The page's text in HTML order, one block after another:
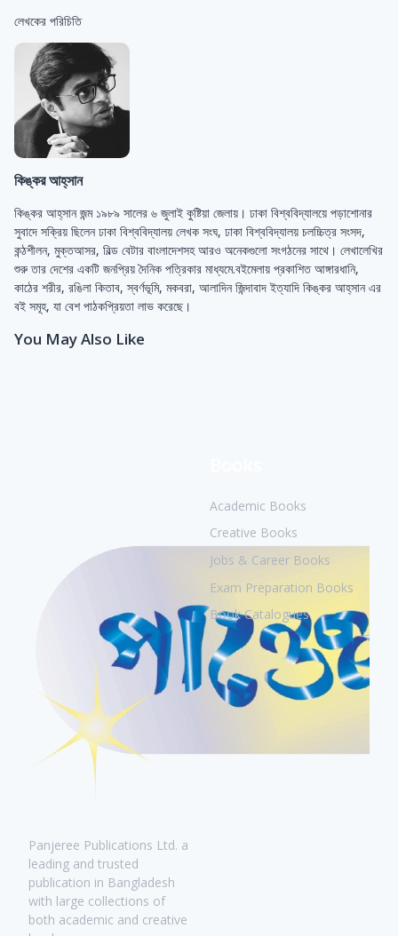
লেখকের পরিচিতি
কিঙ্কর আহ্‌সান
কিঙ্কর আহ্‌সান জন্ম ১৯৮৯ সালের ৬ জুলাই কুষ্টিয়া জেলায়। ঢাকা বিশ্ববিদ্যালয়ে পড়াশোনার
সুবাদে সক্রিয় ছিলেন ঢাকা বিশ্ববিদ্যালয় লেখক সংঘ, ঢাকা বিশ্ববিদ্যালয় চলচ্চিত্র সংসদ,
কন্ঠশীলন, মুক্তআসর, বিল্ড বেটার বাংলাদেশসহ আরও অনেকগুলো সংগঠনের সাথে। লেখালেখির
শুরু তার দেশের একটি জনপ্রিয় দৈনিক পত্রিকার মাধ্যমে.বইমেলায় প্রকাশিত আঙ্গারধানি,
কাঠের শরীর, রঙিলা কিতাব, স্বর্ণভূমি, মকবরা, আলাদিন জিন্দাবাদ ইত্যাদি কিঙ্কর আহ্‌সান এর
বই সমূহ, যা বেশ পাঠকপ্রিয়তা লাভ করেছে।
You May Also Like
Panjeree Publications Ltd. a
leading and trusted
publication in Bangladesh
with large collections of
both academic and creative
Academic Books
Creative Books
Jobs & Career Books
Exam Preparation Books
Book Catalogues